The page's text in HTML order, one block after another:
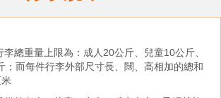
總重量上限為：成人20公斤、兒童10公斤、
；而每件行李外部尺寸長、闊、高相加的總和